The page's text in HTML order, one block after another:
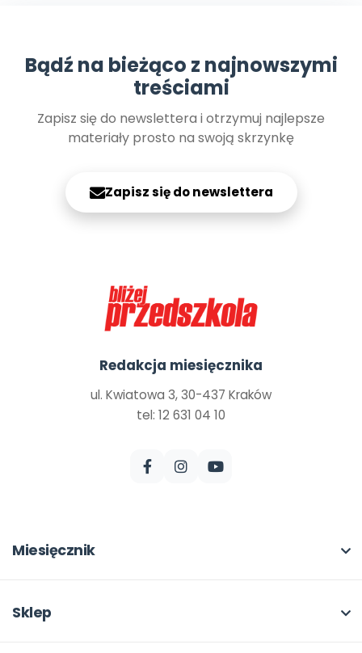
Bądź na bieżąco z najnowszymi
treściami
Zapisz się do newslettera i otrzymuj najlepsze
materiały prosto na swoją skrzynkę
Zapisz się do newslettera
Redakcja miesięcznika
ul. Kwiatowa 3, 30-437 Kraków
tel: 12 631 04 10
Miesięcznik
W numerze
Sklep